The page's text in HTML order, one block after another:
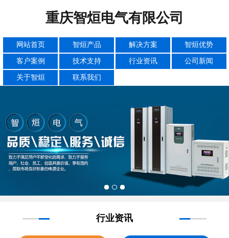
重庆智烜电气有限公司
网站首页 智烜产品 解决方案 智烜优势
客户案例 技术支持 行业资讯 公司新闻
关于智烜 联系我们
行业资讯